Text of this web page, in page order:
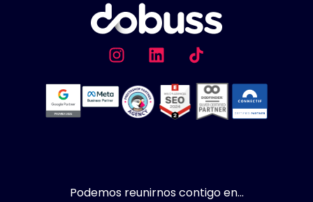
Podemos reunirnos contigo en...